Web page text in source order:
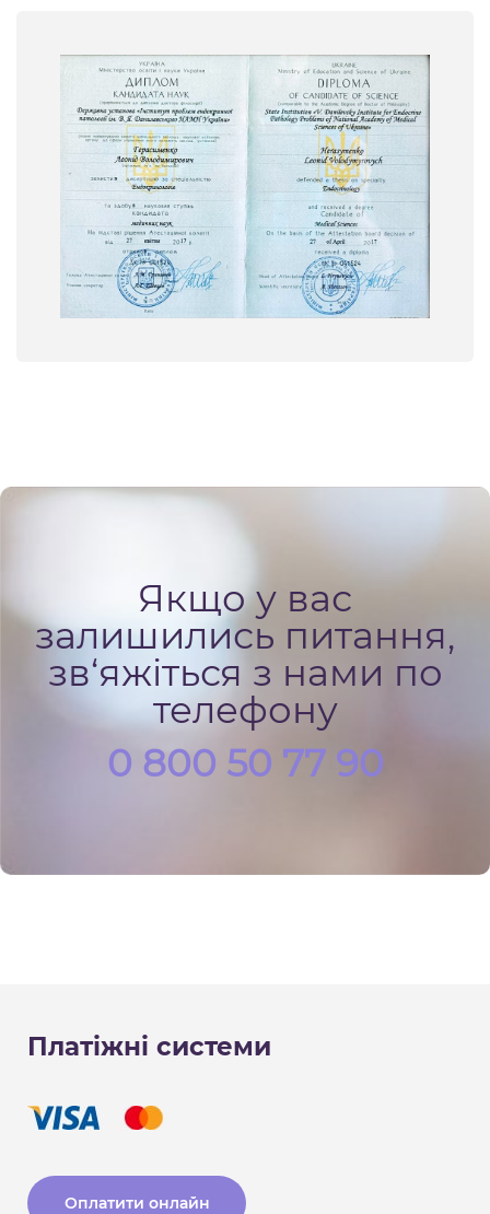
Якщо у вас
залишились питання,
зв‘яжіться з нами по
телефону
0 800 50 77 90
Платіжні системи
Оплатити онлайн